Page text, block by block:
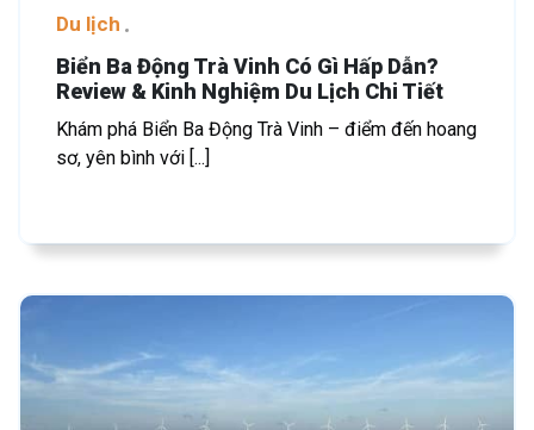
Du lịch
Biển Ba Động Trà Vinh Có Gì Hấp Dẫn?
Review & Kinh Nghiệm Du Lịch Chi Tiết
Khám phá Biển Ba Động Trà Vinh – điểm đến hoang
sơ, yên bình với [...]